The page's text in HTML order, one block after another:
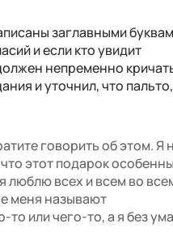
заглавными
и если кто увидит
непременно
и уточнил, что
говорить об этом. Я
этот подарок
люблю всех и всем во
меня называют
или чего-то, а я без